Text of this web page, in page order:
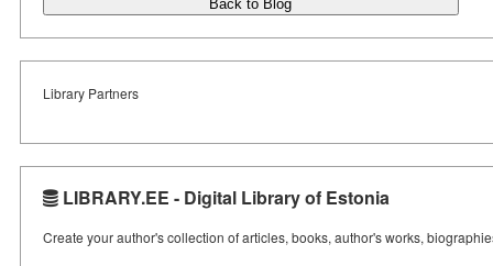
Back to Blog
Library Partners
LIBRARY.EE - Digital Library of Estonia
Create your author's collection of articles, books, author's works,